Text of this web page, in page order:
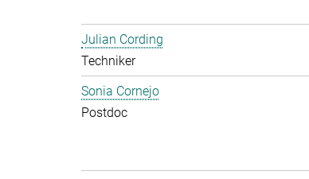
Julian Cording
Techniker
Sonia Cornejo
Postdoc